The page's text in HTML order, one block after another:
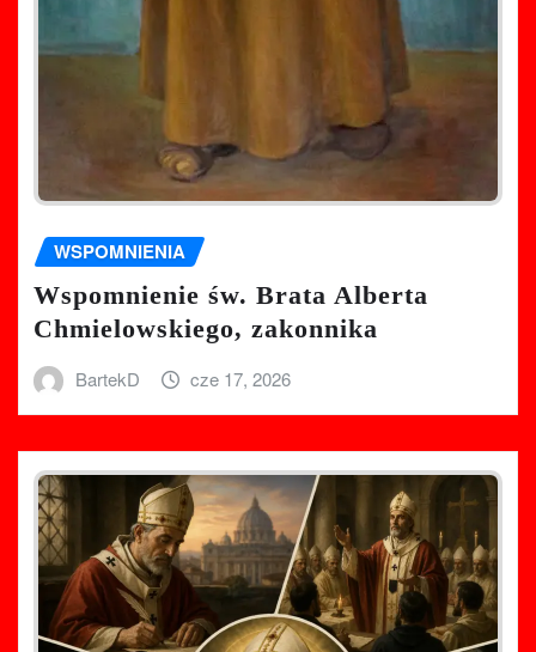
WSPOMNIENIA
Wspomnienie św. Brata Alberta
Chmielowskiego, zakonnika
BartekD cze 17, 2026